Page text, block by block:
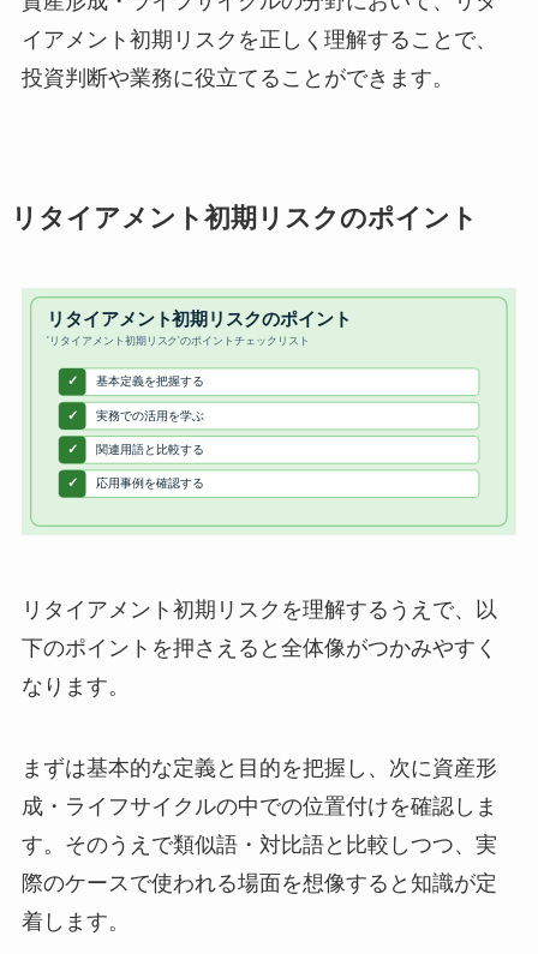
イアメント初期リスクを正しく理解することで、
投資判断や業務に役立てることができます。
リタイアメント初期リスクのポイント
リタイアメント初期リスクを理解するうえで、以
下のポイントを押さえると全体像がつかみやすく
なります。
まずは基本的な定義と目的を把握し、次に資産形
成・ライフサイクルの中での位置付けを確認しま
す。そのうえで類似語・対比語と比較しつつ、実
際のケースで使われる場面を想像すると知識が定
着します。